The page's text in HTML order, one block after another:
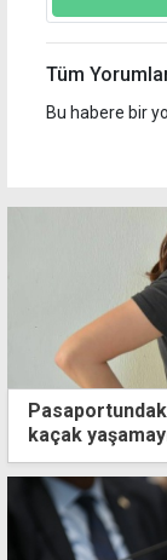
Tüm
Bu habere bir
kaçak